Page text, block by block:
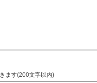
ます(200文字以内)